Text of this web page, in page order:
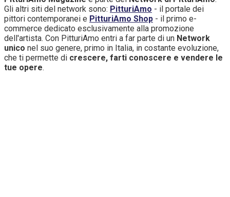
Gli altri siti del network sono: PitturiAmo - il portale dei
pittori contemporanei e PitturiAmo Shop - il primo e-
commerce dedicato esclusivamente alla promozione
dell'artista. Con PitturiAmo entri a far parte di un Network
unico nel suo genere, primo in Italia, in costante evoluzione,
che ti permette di crescere, farti conoscere e vendere le
tue opere.